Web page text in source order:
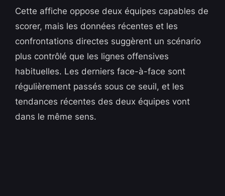
Cette affiche oppose deux équipes capables de
scorer, mais les données récentes et les
confrontations directes suggèrent un scénario
plus contrôlé que les lignes offensives
habituelles. Les derniers face-à-face sont
régulièrement passés sous ce seuil, et les
tendances récentes des deux équipes vont
dans le même sens.